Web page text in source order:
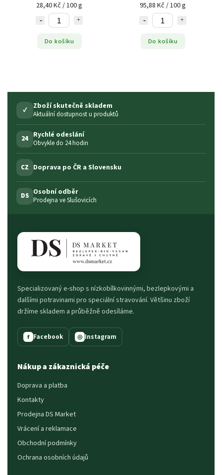
28,40 Kč / 100 g
Do košíku
95,88 Kč / 100 g
Do košíku
✓ Zboží skutečně skladem
Aktuální dostupnost u produktů
24 Rychlé odeslání
Obvykle do 24 hodin
CZ Doprava po ČR a Slovensku
DS Osobní odběr
Prodejna ve Slušovicích
Specializovaný e-shop s nízkobílkovinnými, bezlepkovými a
dalšími potravinami pro speciální stravování. Většinu zboží
držíme skladem a průběžně odesíláme.
f Facebook ◎ Instagram
Nákup a zákaznická péče
Doprava a platba
Kontakty
Prodejna DS Market
Vrácení a reklamace
Obchodní podmínky
Ochrana osobních údajů